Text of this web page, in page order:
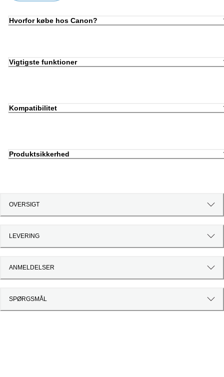
Hvorfor købe hos Canon?
Vigtigste funktioner
Kompatibilitet
Produktsikkerhed
OVERSIGT
LEVERING
ANMELDELSER
SPØRGSMÅL